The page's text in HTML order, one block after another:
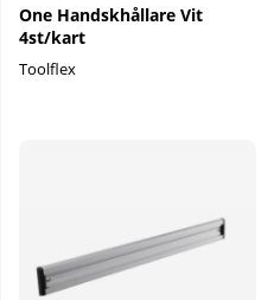
One Handskhållare Vit
4st/kart
Toolflex